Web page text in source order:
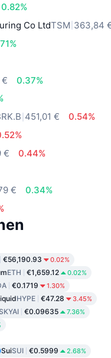
0.82%
Co LtdTSM 363,84
€
0.37%
451,01 €
0.54%
€
0.44%
€
0.34%
€56,190.93 0.02%
ETH €1,659.12 0.02%
€0.1719 1.30%
HYPE €47.28 3.45%
SKYAI €0.09635 7.36%
SuiSUI €0.5999 2.68%